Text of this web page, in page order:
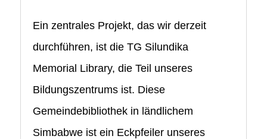
Ein zentrales Projekt, das wir derzeit
durchführen, ist die TG Silundika
Memorial Library, die Teil unseres
Bildungszentrums ist. Diese
Gemeindebibliothek in ländlichem
Simbabwe ist ein Eckpfeiler unseres